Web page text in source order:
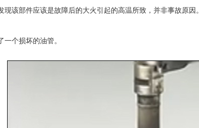
该部件应该是故障后的大火引起的高温所致，并非事故原因。
个损坏的油管。